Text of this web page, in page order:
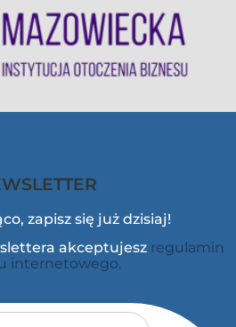
zapisz się już dzisiaj!
akceptujesz regulamin
internetowego.
*